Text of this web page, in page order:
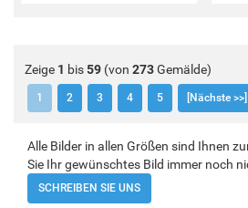
Zeige 1 bis59 (von 273Gemälde)
1 2 3 4 5 [Nächste >>]
Alle Bilder in allen Größen sind Ihnen
Sie Ihr gewünschtes Bild immer noch
SCHREIBEN SIE UNS